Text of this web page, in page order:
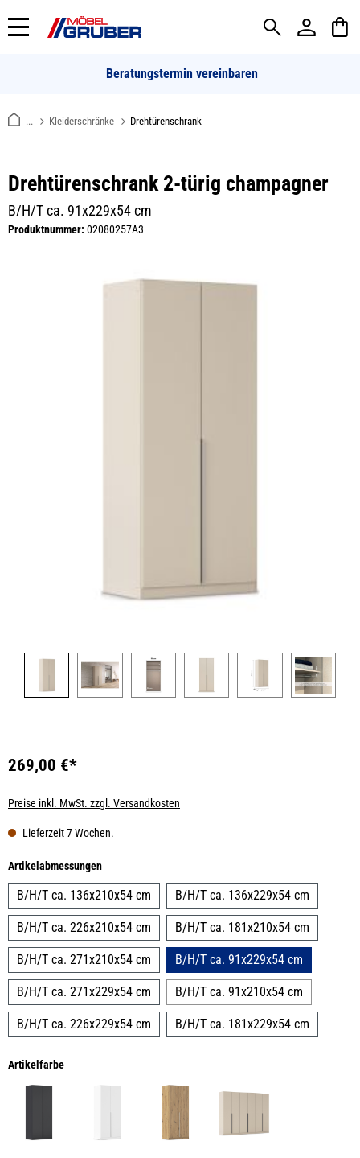
springen
Beratungstermin vereinbaren
... Kleiderschränke Drehtürenschrank
Drehtürenschrank 2-türig champagner
B/H/T ca. 91x229x54 cm
Produktnummer: 02080257A3
269,00 €*
Preise inkl. MwSt. zzgl. Versandkosten
Lieferzeit 7 Wochen.
Artikelabmessungenauswählen
B/H/T ca. 136x210x54 cm B/H/T ca. 136x229x54 cm
B/H/T ca. 226x210x54 cm B/H/T ca. 181x210x54 cm
B/H/T ca. 271x210x54 cm B/H/T ca. 91x229x54 cm
B/H/T ca. 271x229x54 cm B/H/T ca. 91x210x54 cm
B/H/T ca. 226x229x54 cm B/H/T ca. 181x229x54 cm
Artikelfarbeauswählen